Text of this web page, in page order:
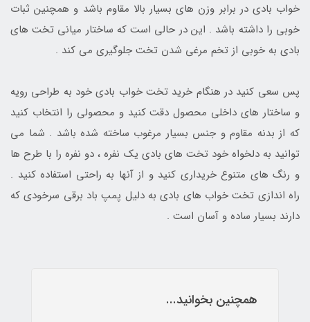
خواب بادی در برابر وزن های بسیار بالا مقاوم باشد و همچنین ثبات
خوبی را داشته باشد . این در حالی است که ساختار میانی تخت های
بادی به خوبی از تخم مرغی شدن تخت جلوگیری می کند .
پس سعی کنید در هنگام خرید تخت خواب بادی خود به طراحی رویه
و ساختار های داخلی محصول دقت کنید و محصولی را انتخاب کنید
که از بدنه مقاوم و جنس بسیار مرغوب ساخته شده باشد . شما می
توانید به دلخواه خود تخت های بادی یک نفره ، دو نفره را با طرح ها
و رنگ های متنوع خریداری کنید و از آنها به راحتی استفاده کنید .
راه اندازی تخت خواب های بادی به دلیل پمپ باد برقی سرخودی که
دارند بسیار ساده و آسان است .
همچنین بخوانید...